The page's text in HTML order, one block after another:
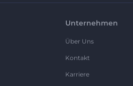
Unternehmen
Über Uns
Kontakt
Karriere